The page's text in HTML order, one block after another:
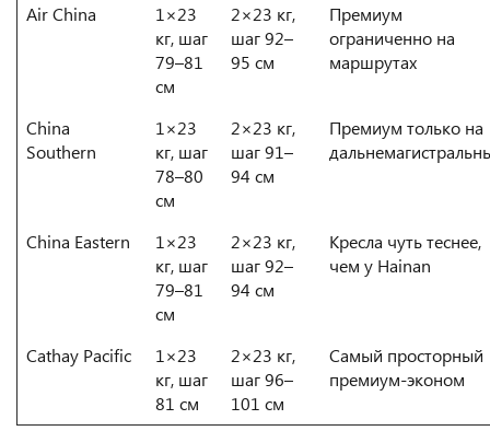
Air China
1×23
кг, шаг
79–81
см
2×23 кг,
шаг 92–
95 см
Премиум
ограниченно на
маршрутах
China
Southern
1×23
кг, шаг
78–80
см
2×23 кг,
шаг 91–
94 см
Премиум только на
China Eastern
1×23
кг, шаг
79–81
см
2×23 кг,
шаг 92–
94 см
Кресла чуть теснее,
чем у Hainan
Cathay Pacific
1×23
кг, шаг
81 см
2×23 кг,
шаг 96–
101 см
Самый просторный
премиум-эконом